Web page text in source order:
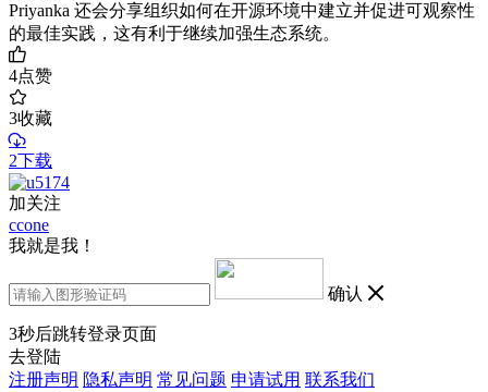
Priyanka 还会分享组织如何在开源环境中建立并促进可观察性
的最佳实践，这有利于继续加强生态系统。
4点赞
3收藏
2下载
加关注
ccone
我就是我！
确认
3秒后跳转登录页面
去登陆
注册声明 隐私声明 常见问题 申请试用 联系我们